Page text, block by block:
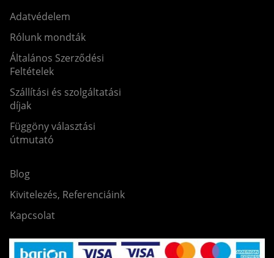
Adatvédelem
Rólunk mondták
Általános Szerződési
Feltételek
Szállítási és szolgáltatási
díjak
Függöny választási
útmutató
Blog
Kivitelezés, Referenciáink
Kapcsolat